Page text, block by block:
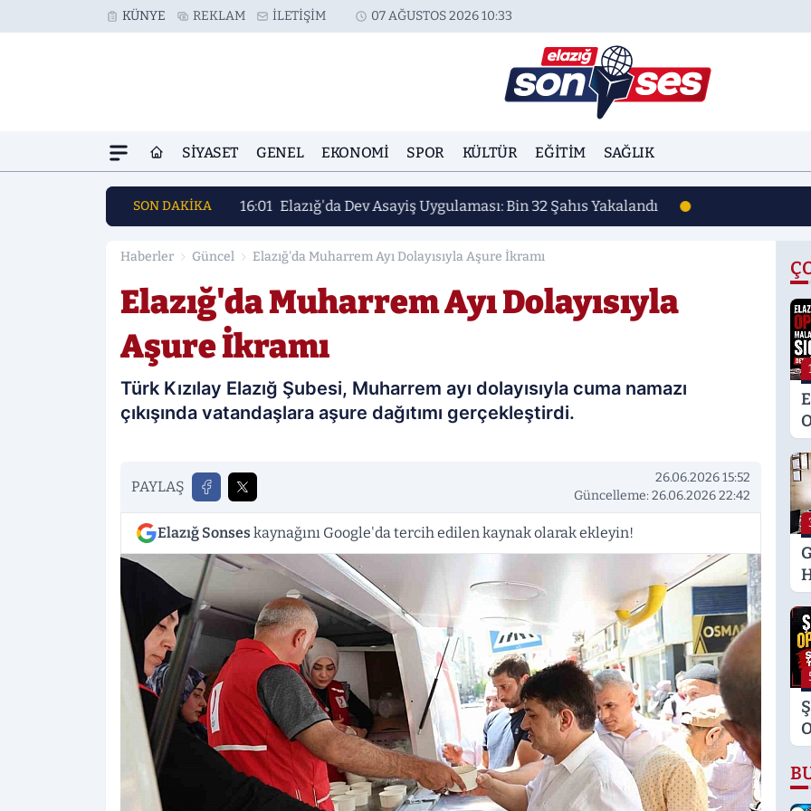
KÜNYE REKLAM İLETIŞIM 07 AĞUSTOS 2026 10:33
SIYASET GENEL EKONOMI SPOR KÜLTÜR EĞITIM SAĞLIK
SON DAKİKA 16:01 Elazığ'da Dev Asayiş Uygulaması: Bin 32 Şahıs Yakalandı
Haberler Güncel Elazığ'da Muharrem Ayı Dolayısıyla Aşure İkramı
Elazığ'da Muharrem Ayı Dolayısıyla
Aşure İkramı
Türk Kızılay Elazığ Şubesi, Muharrem ayı dolayısıyla cuma namazı
çıkışında vatandaşlara aşure dağıtımı gerçekleştirdi.
PAYLAŞ
26.06.2026 15:52
Güncelleme: 26.06.2026 22:42
Elazığ Sonses kaynağını Google'da tercih edilen kaynak olarak ekleyin!